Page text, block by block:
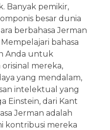
Banyak pemikir,
besar dunia
berbahasa Jerman
Mempelajari bahasa
Anda untuk
mereka,
yang mendalam,
intelektual yang
Einstein, dari Kant
Jerman adalah
kontribusi mereka